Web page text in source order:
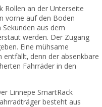
Rollen an der Unterseite
vorne auf den Boden
Sekunden aus dem
werden. Der Zugang
Eine mühsame
entfällt, denn der absenkbare
Fahrräder in den
Linnepe SmartRack
besteht aus